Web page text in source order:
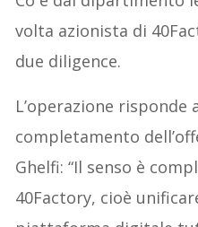
volta azionista di
due diligence.
L’operazione risponde
completamento
Ghelfi: “Il senso è
40Factory, cioè